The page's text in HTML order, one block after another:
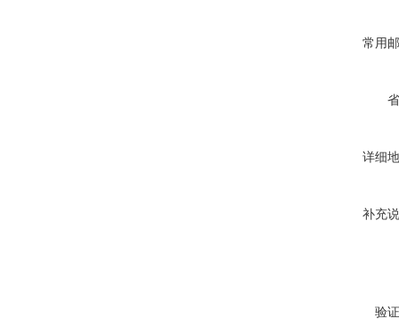
常用
详细
补充
验